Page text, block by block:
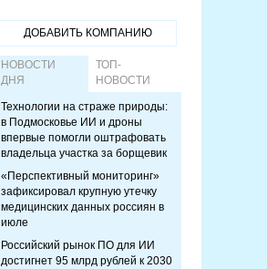
ДОБАВИТЬ КОМПАНИЮ
НОВОСТИ
ДНЯ
ТОП-
НОВОСТИ
Технологии на страже природы:
в Подмосковье ИИ и дроны
впервые помогли оштрафовать
владельца участка за борщевик
«Перспективный мониторинг»
зафиксировал крупную утечку
медицинских данных россиян в
июле
Российский рынок ПО для ИИ
достигнет 95 млрд рублей к 2030